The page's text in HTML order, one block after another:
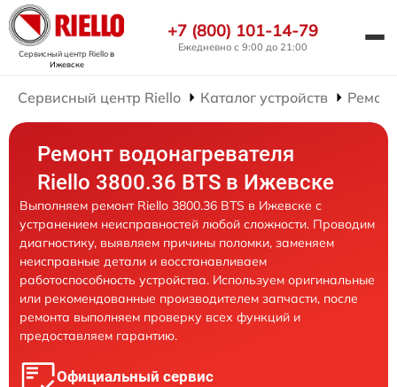
Сервисный центр Rielloв
Ижевске
+7 (800) 101-14-79
Ежедневно с 9:00 до 21:00
Сервисный центр Riello Каталог устройств
Ремонт водонагревателя
Riello 3800.36 BTS в Ижевске
Выполняем ремонт Riello 3800.36 BTS в Ижевске с
устранением неисправностей любой сложности. Проводим
диагностику, выявляем причины поломки, заменяем
неисправные детали и восстанавливаем
работоспособность устройства. Используем оригинальные
или рекомендованные производителем запчасти, после
ремонта выполняем проверку всех функций и
предоставляем гарантию.
Официальный сервис